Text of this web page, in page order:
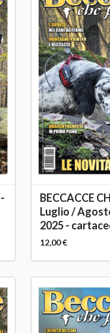
BECCACCE
Luglio /
2025 -
12,00 €